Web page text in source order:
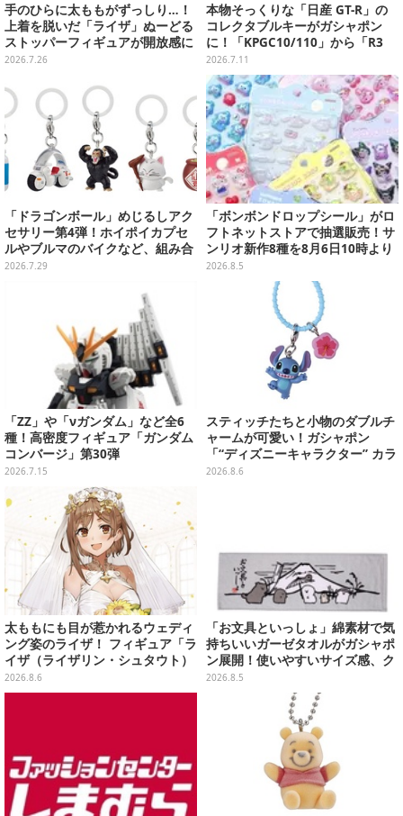
手のひらに太ももがずっしり…！
上着を脱いだ「ライザ」ぬーどる
ストッパーフィギュアが開放感に
あふれてる
2026.7.26
本物そっくりな「日産 GT-R」の
コレクタブルキーがガシャポン
に！「KPGC10/110」から「R3
5」まで歴代6種
2026.7.11
「ドラゴンボール」めじるしアク
セサリー第4弾！ホイポイカプセ
ルやブルマのバイクなど、組み合
わせても楽しい全5種
2026.7.29
「ボンボンドロップシール」がロ
フトネットストアで抽選販売！サ
ンリオ新作8種を8月6日10時より
受付開始
2026.8.5
「ZZ」や「νガンダム」など全6
種！高密度フィギュア「ガンダム
コンバージ」第30弾
2026.7.15
スティッチたちと小物のダブルチ
ャームが可愛い！ガシャポン
「“ディズニーキャラクター” カラ
フルマルチチャーム」が発売
2026.8.6
太ももにも目が惹かれるウェディ
ング姿のライザ！ フィギュア「ラ
イザ（ライザリン・シュタウト）
ウェディングStyle」が8月7日よ
り予約受付開始
2026.8.6
「お文具といっしょ」綿素材で気
持ちいいガーゼタオルがガシャポ
ン展開！使いやすいサイズ感、ク
ールな和柄や可愛らしいお寿司な
2026.8.5